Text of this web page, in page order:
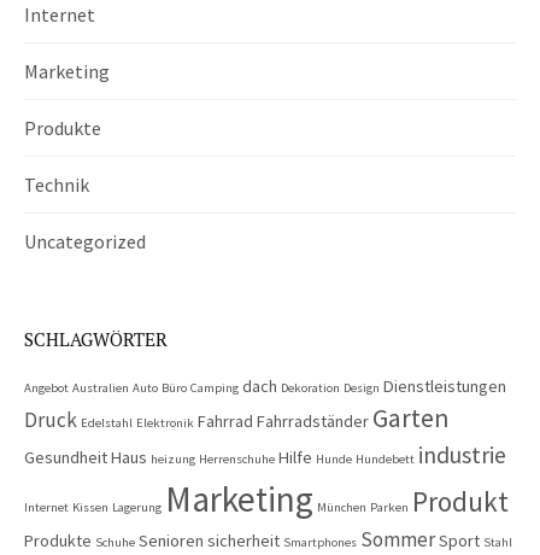
Internet
Marketing
Produkte
Technik
Uncategorized
SCHLAGWÖRTER
Angebot Australien Auto Büro Camping dach Dekoration Design Dienstleistungen
Druck Edelstahl Elektronik Fahrrad Fahrradständer Garten
GesundheitHaus heizung Herrenschuhe Hilfe Hunde Hundebett industrie
Internet Kissen Lagerung Marketing München Parken Produkt
Produkte Schuhe Senioren sicherheit Smartphones SommerSport Stahl